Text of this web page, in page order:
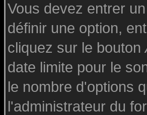
Vous devez entrer
définir une option,
cliquez sur le bouton
date limite pour le
le nombre d'options
l'administrateur du